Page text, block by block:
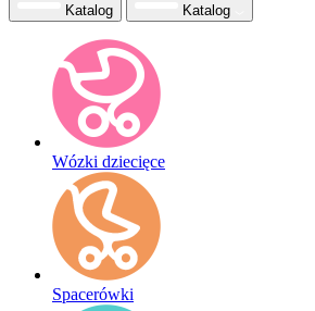
Katalog Katalog
Wózki dziecięce
Spacerówki